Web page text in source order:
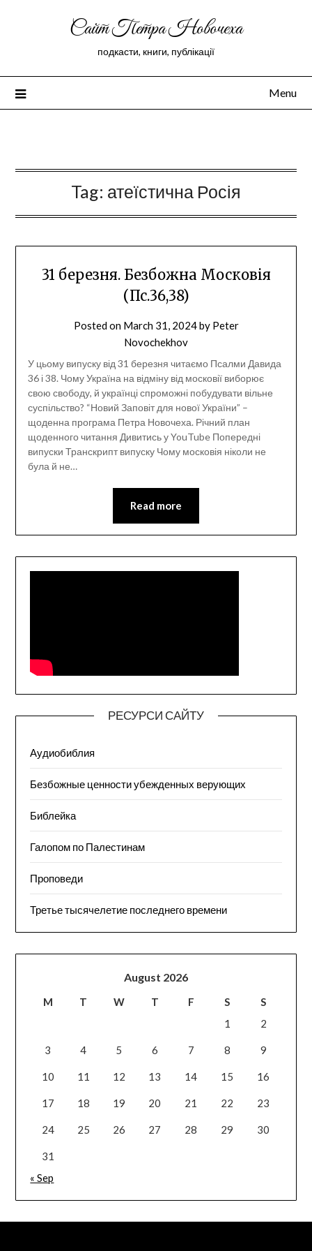
Сайт Петра Новочеха
подкасти, книги, публікації
Menu
Tag: атеїстична Росія
31 березня. Безбожна Московія
(Пс.36,38)
Posted on March 31, 2024by Peter
Novochekhov
У цьому випуску від 31 березня читаємо Псалми Давида
36 і 38. Чому Україна на відміну від московії виборює
свою свободу, й українці спроможні побудувати вільне
суспільство? “Новий Заповіт для нової України” –
щоденна програма Петра Новочеха. Річний план
щоденного читання Дивитись у YouTube Попередні
випуски Транскрипт випуску Чому московія ніколи не
була й не…
Read more
РЕСУРСИ САЙТУ
Аудиобиблия
Безбожные ценности убежденных верующих
Библейка
Галопом по Палестинам
Проповеди
Третье тысячелетие последнего времени
August 2026
M T W T F S
S
1
2
3 4 5 6 7 8 9
10 11 12 13 14 15 16
17 18 19 20 21 22 23
24 25 26 27 28 29 30
31
« Sep